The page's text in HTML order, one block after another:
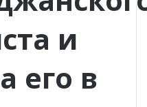
и
его в